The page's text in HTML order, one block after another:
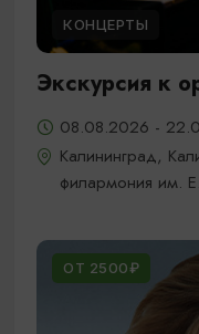
КОНЦЕРТЫ
Экскурсия к
08.08.2026 -
Калининград,
филармония им.
ОТ 2500₽